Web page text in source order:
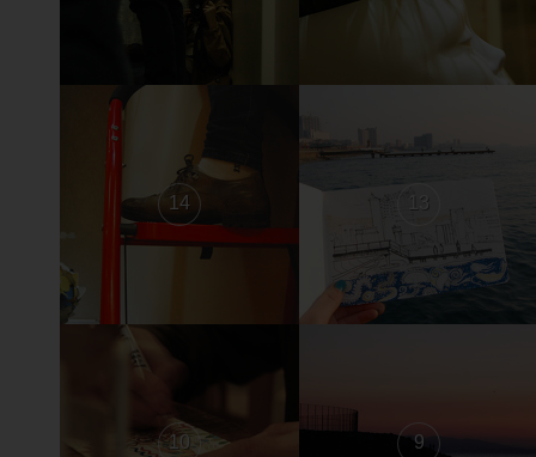
14 13
10 9